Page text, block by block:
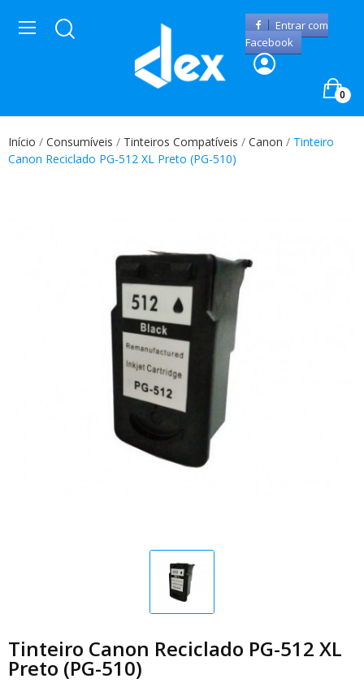
Entrar com
Facebook
0
Início Consumíveis Tinteiros Compatíveis Canon
Tinteiro
Canon Reciclado PG-512 XL Preto (PG-510)
Tinteiro Canon Reciclado PG-512 XL
Preto (PG-510)